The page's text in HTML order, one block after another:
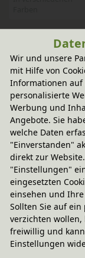
LED Tischlampe
In verschiedenen
Farben
-20% Code
LED Tischlampe
In verschiedenen
Farben
Wir und unsere
mit Hilfe von
Informationen
personalisierte
Werbung und
Angebote. Sie
welche Daten
"Einverstanden"
direkt zur
"Einstellungen"
eingesetzten
einsehen und
Sollten Sie auf
verzichten wollen,
freiwillig und
Einstellungen